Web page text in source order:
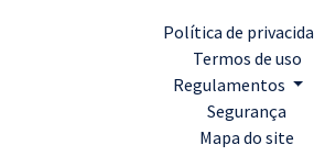
Política de
Termos de uso
Regulamentos
Segurança
Mapa do site